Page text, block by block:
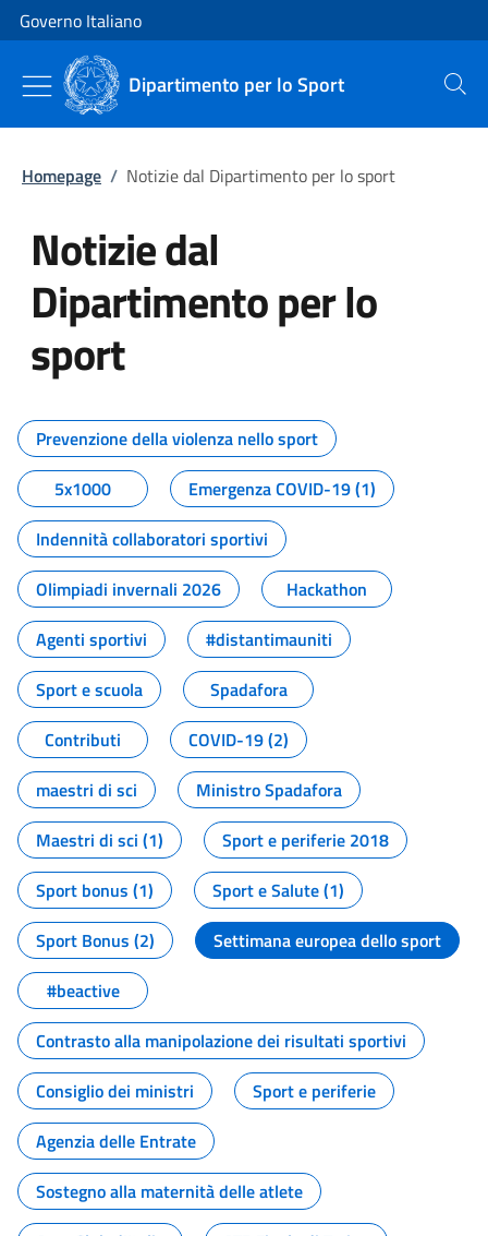
Vai al contenuto
Vai alla navigazione del sito
Governo Italiano
Dipartimento per lo Sport Cerca
Homepage / Notizie dal Dipartimento per lo sport
Notizie dal
Dipartimento per lo
sport
Tutti i contenuti della pagina
Prevenzione della violenza nello sport
5x1000
Emergenza COVID-19 (1)
Indennità collaboratori sportivi
Olimpiadi invernali 2026
Hackathon
Agenti sportivi
#distantimauniti
Sport e scuola
Spadafora
Contributi
COVID-19 (2)
maestri di sci
Ministro Spadafora
Maestri di sci (1)
Sport e periferie 2018
Sport bonus (1)
Sport e Salute (1)
Sport Bonus (2)
Settimana europea dello sport
#beactive
Contrasto alla manipolazione dei risultati sportivi
Consiglio dei ministri
Sport e periferie
Agenzia delle Entrate
Sostegno alla maternità delle atlete